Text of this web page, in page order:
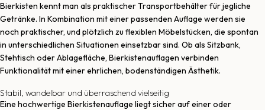
Bierkisten kennt man als praktischer Transportbehälter für jegliche
Getränke. In Kombination mit einer passenden Auflage werden sie
noch praktischer, und plötzlich zu flexiblen Möbelstücken, die spontan
in unterschiedlichen Situationen einsetzbar sind. Ob als Sitzbank,
Stehtisch oder Ablagefläche, Bierkistenauflagen verbinden
Funktionalität mit einer ehrlichen, bodenständigen Ästhetik.
Stabil, wandelbar und überraschend vielseitig
Eine hochwertige Bierkistenauflage liegt sicher auf einer oder